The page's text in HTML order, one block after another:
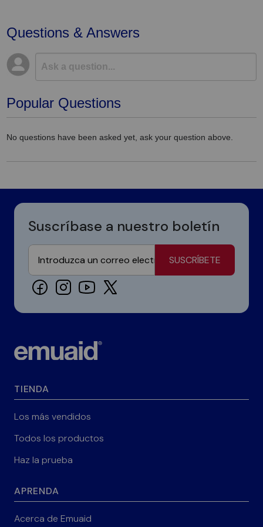
Questions & Answers
Popular Questions
No questions have been asked yet, ask your question above.
Suscríbase a nuestro boletín
SUSCRÍBETE
TIENDA
Los más vendidos
Todos los productos
Haz la prueba
APRENDA
Acerca de Emuaid